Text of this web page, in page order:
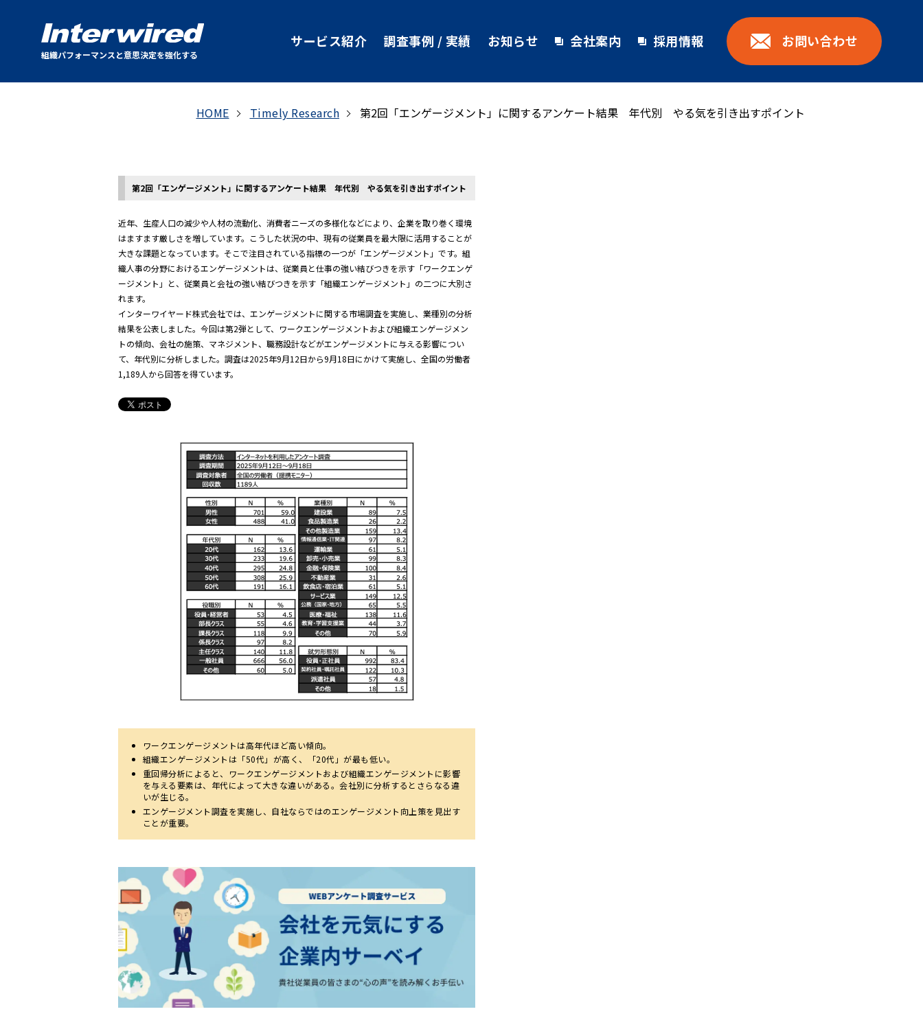
組織パフォーマンスと意思決定を強化する
サービス紹介 調査事例 / 実績 お知らせ 会社案内 採用情報 お問い合わせ
HOME Timely Research 第2回「エンゲージメント」に関するアンケート結果 年代別 やる気を引き出すポイント
第2回「エンゲージメント」に関するアンケート結果 年代別 やる気を引き出すポイント
近年、生産人口の減少や人材の流動化、消費者ニーズの多様化などにより、企業を取り巻く環境
はますます厳しさを増しています。こうした状況の中、現有の従業員を最大限に活用することが
大きな課題となっています。そこで注目されている指標の一つが「エンゲージメント」です。組
織人事の分野におけるエンゲージメントは、従業員と仕事の強い結びつきを示す「ワークエンゲ
ージメント」と、従業員と会社の強い結びつきを示す「組織エンゲージメント」の二つに大別さ
れます。
インターワイヤード株式会社では、エンゲージメントに関する市場調査を実施し、業種別の分析
結果を公表しました。今回は第2弾として、ワークエンゲージメントおよび組織エンゲージメン
トの傾向、会社の施策、マネジメント、職務設計などがエンゲージメントに与える影響につい
て、年代別に分析しました。調査は2025年9月12日から9月18日にかけて実施し、全国の労働者
1,189人から回答を得ています。
ワークエンゲージメントは高年代ほど高い傾向。
組織エンゲージメントは「50代」が高く、「20代」が最も低い。
重回帰分析によると、ワークエンゲージメントおよび組織エンゲージメントに影響
を与える要素は、年代によって大きな違いがある。会社別に分析するとさらなる違
いが生じる。
エンゲージメント調査を実施し、自社ならではのエンゲージメント向上策を見出す
ことが重要。